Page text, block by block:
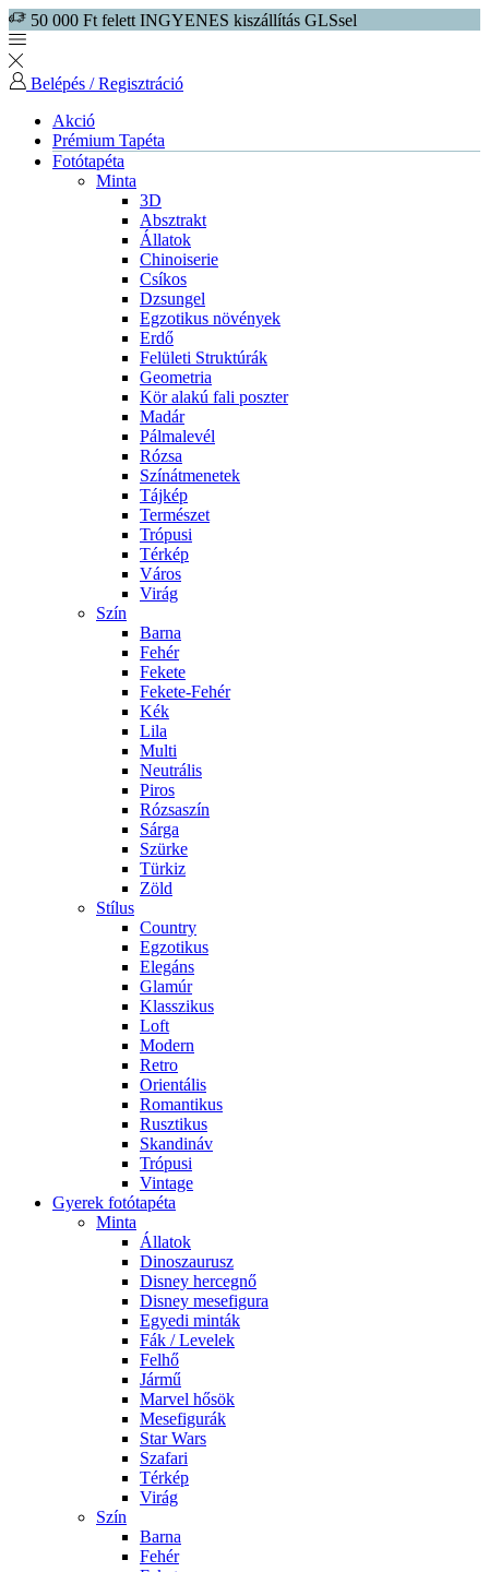
50 000 Ft felett INGYENES kiszállítás GLSsel
Belépés / Regisztráció
Akció
Prémium Tapéta
Fotótapéta
Minta
3D
Absztrakt
Állatok
Chinoiserie
Csíkos
Dzsungel
Egzotikus növények
Erdő
Felületi Struktúrák
Geometria
Kör alakú fali poszter
Madár
Pálmalevél
Rózsa
Színátmenetek
Tájkép
Természet
Trópusi
Térkép
Város
Virág
Szín
Barna
Fehér
Fekete
Fekete-Fehér
Kék
Lila
Multi
Neutrális
Piros
Rózsaszín
Sárga
Szürke
Türkiz
Zöld
Stílus
Country
Egzotikus
Elegáns
Glamúr
Klasszikus
Loft
Modern
Retro
Orientális
Romantikus
Rusztikus
Skandináv
Trópusi
Vintage
Gyerek fotótapéta
Minta
Állatok
Dinoszaurusz
Disney hercegnő
Disney mesefigura
Egyedi minták
Fák / Levelek
Felhő
Jármű
Marvel hősök
Mesefigurák
Star Wars
Szafari
Térkép
Virág
Szín
Barna
Fehér